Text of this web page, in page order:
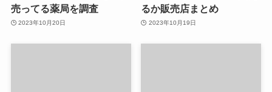
売ってる薬局を調査
2023年10月20日
るか販売店まとめ
2023年10月19日